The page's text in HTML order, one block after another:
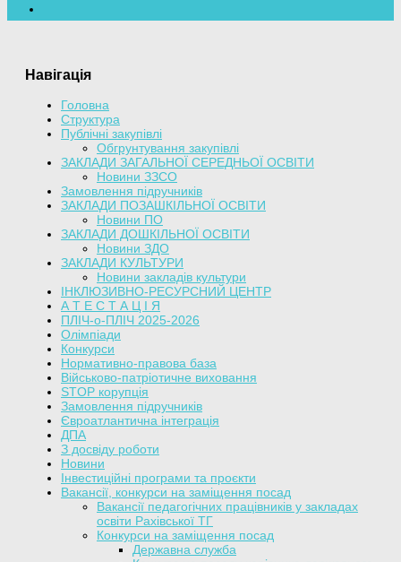
Навігація
Головна
Структура
Публічні закупівлі
Обгрунтування закупівлі
ЗАКЛАДИ ЗАГАЛЬНОЇ СЕРЕДНЬОЇ ОСВІТИ
Новини ЗЗСО
Замовлення підручників
ЗАКЛАДИ ПОЗАШКІЛЬНОЇ ОСВІТИ
Новини ПО
ЗАКЛАДИ ДОШКІЛЬНОЇ ОСВІТИ
Новини ЗДО
ЗАКЛАДИ КУЛЬТУРИ
Новини закладів культури
ІНКЛЮЗИВНО-РЕСУРСНИЙ ЦЕНТР
А Т Е С Т А Ц І Я
ПЛІЧ-о-ПЛІЧ 2025-2026
Олімпіади
Конкурси
Нормативно-правова база
Військово-патріотичне виховання
STOP корупція
Замовлення підручників
Євроатлантична інтеграція
ДПА
З досвіду роботи
Новини
Інвестиційні програми та проєкти
Вакансії, конкурси на заміщення посад
Вакансії педагогічних працівників у закладах
освіти Рахівської ТГ
Конкурси на заміщення посад
Державна служба